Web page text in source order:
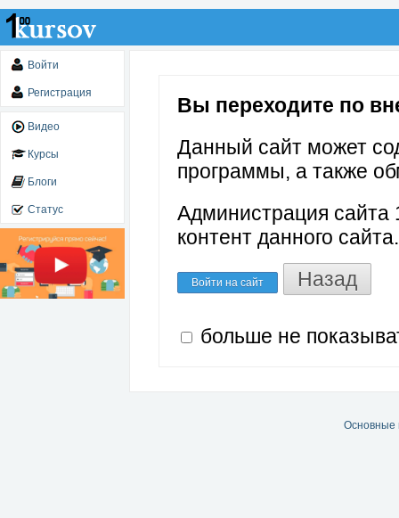
Войти
Регистрация
Видео
Курсы
Блоги
Статус
Вы переходите по
Данный сайт может
программы, а также
Администрация сайта
контент данного сайта.
Войти на сайт Назад
больше не
Основные